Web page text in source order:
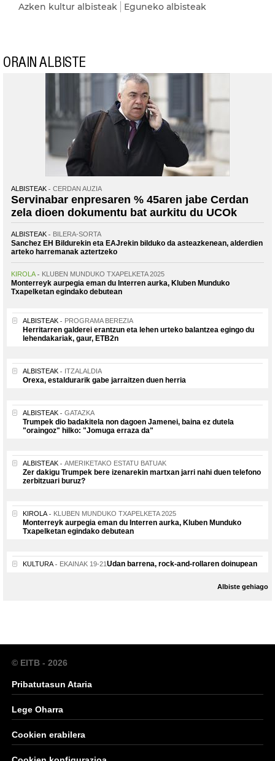
Azken kultur albisteak
Eguneko albisteak
ORAIN ALBISTE
ALBISTEAK CERDAN AUZIA
Servinabar enpresaren % 45aren jabe Cerdan
zela dioen dokumentu bat aurkitu du UCOk
ALBISTEAK BILERA-SORTA
Sanchez EH Bildurekin eta EAJrekin bilduko da asteazkenean, alderdien
arteko harremanak aztertzeko
KIROLA KLUBEN MUNDUKO TXAPELKETA 2025
Monterreyk aurpegia eman du Interren aurka, Kluben Munduko
Txapelketan egindako debutean
ALBISTEAK PROGRAMA BEREZIA
Herritarren galderei erantzun eta lehen urteko balantzea egingo du
lehendakariak, gaur, ETB2n
ALBISTEAK ITZALALDIA
Orexa, estaldurarik gabe jarraitzen duen herria
ALBISTEAK GATAZKA
Trumpek dio badakitela non dagoen Jamenei, baina ez dutela
"oraingoz" hilko: "Jomuga erraza da"
ALBISTEAK AMERIKETAKO ESTATU BATUAK
Zer dakigu Trumpek bere izenarekin martxan jarri nahi duen telefono
zerbitzuari buruz?
KIROLA KLUBEN MUNDUKO TXAPELKETA 2025
Monterreyk aurpegia eman du Interren aurka, Kluben Munduko
Txapelketan egindako debutean
KULTURA EKAINAK 19-21Udan barrena, rock-and-rollaren doinupean
Albiste gehiago
© EITB - 2026
Pribatutasun Ataria
Lege Oharra
Cookien erabilera